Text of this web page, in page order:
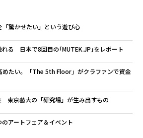
驚かせたい」という遊び心
れる 日本で8回目の｢MUTEK.JP｣をレポート
めたい。「The 5th Floor」がクラファンで資金
東京藝大の「研究場」が生み出すもの
アートフェア＆イベント